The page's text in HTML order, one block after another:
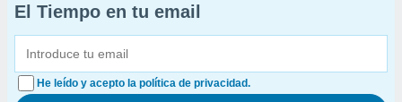
El Tiempo en tu email
He leído y acepto la política de privacidad.